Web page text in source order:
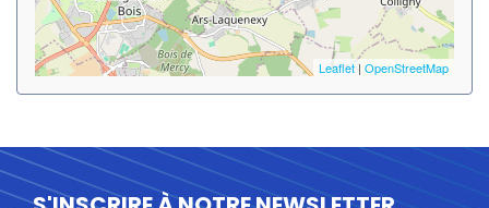
Leaflet | OpenStreetMap